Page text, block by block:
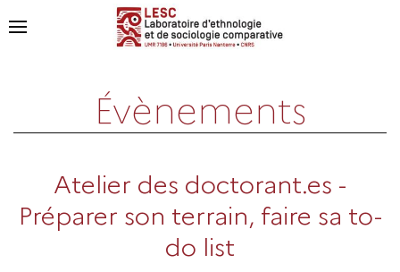
Évènements
Atelier des doctorant.es -
Préparer son terrain, faire sa to-
do list